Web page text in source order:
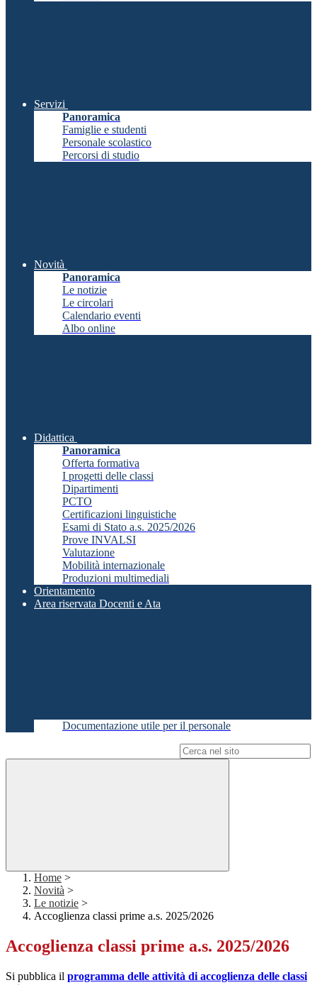
Servizi
Panoramica
Famiglie e studenti
Personale scolastico
Percorsi di studio
Novità
Panoramica
Le notizie
Le circolari
Calendario eventi
Albo online
Didattica
Panoramica
Offerta formativa
I progetti delle classi
Dipartimenti
PCTO
Certificazioni linguistiche
Esami di Stato a.s. 2025/2026
Prove INVALSI
Valutazione
Mobilità internazionale
Produzioni multimediali
Orientamento
Area riservata Docenti e Ata
Documentazione utile per il personale
Home >
Novità >
Le notizie >
Accoglienza classi prime a.s. 2025/2026
Accoglienza classi prime a.s. 2025/2026
Si pubblica il programma delle attività di accoglienza delle classi